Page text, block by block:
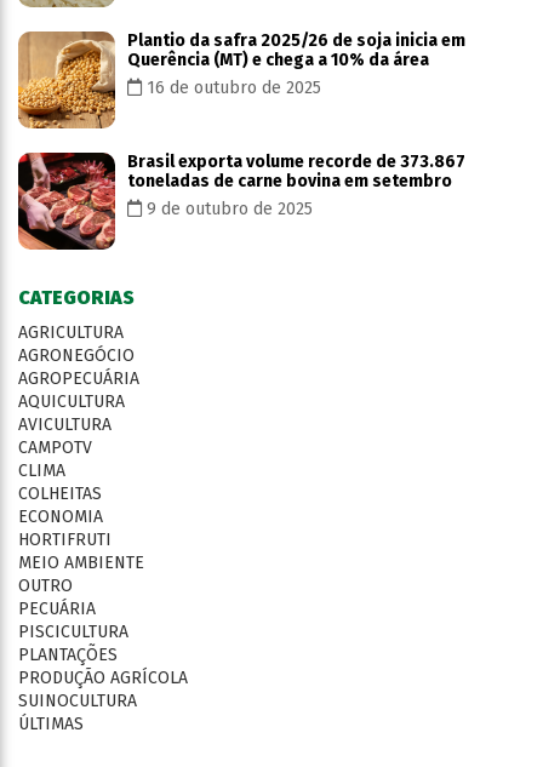
Plantio da safra 2025/26 de soja inicia em
Querência (MT) e chega a 10% da área
16 de outubro de 2025
Brasil exporta volume recorde de 373.867
toneladas de carne bovina em setembro
9 de outubro de 2025
CATEGORIAS
AGRICULTURA
AGRONEGÓCIO
AGROPECUÁRIA
AQUICULTURA
AVICULTURA
CAMPOTV
CLIMA
COLHEITAS
ECONOMIA
HORTIFRUTI
MEIO AMBIENTE
OUTRO
PECUÁRIA
PISCICULTURA
PLANTAÇÕES
PRODUÇÃO AGRÍCOLA
SUINOCULTURA
ÚLTIMAS